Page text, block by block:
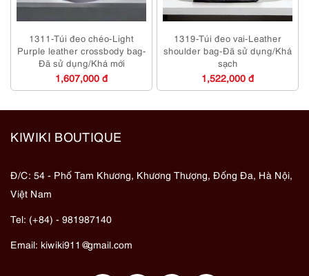
1311-Túi đeo chéo-Light
Purple leather crossbody bag-
Đã sử dụng/Khá mới
1,607,000 đ
1319-Túi đeo vai-Leather
shoulder bag-Đã sử dụng/Khá
sạch
1,522,000 đ
KIWIKI BOUTIQUE
Đ/C: 54 - Phố Tam Khương, Khương Thượng, Đống Đa, Hà Nội,
Việt Nam
Tel: (+84) - 981987140
Email: kiwiki911@gmail.com